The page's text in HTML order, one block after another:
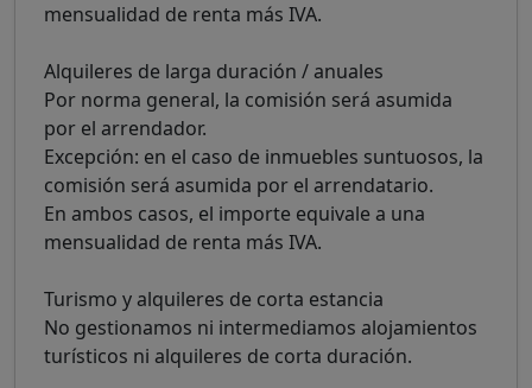
mensualidad de renta más IVA.
Alquileres de larga duración / anuales
Por norma general, la comisión será asumida
por el arrendador.
Excepción: en el caso de inmuebles suntuosos, la
comisión será asumida por el arrendatario.
En ambos casos, el importe equivale a una
mensualidad de renta más IVA.
Turismo y alquileres de corta estancia
No gestionamos ni intermediamos alojamientos
turísticos ni alquileres de corta duración.